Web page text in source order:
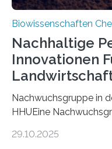
Biowissenschaften
Nachhaltige
Innovationen
Nachwuchsgruppe in
HHUEine
fünf Jahren erforschen,
29.10.2025